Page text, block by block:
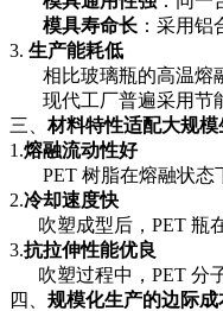
模具寿命长 ：采用
3. 生产能耗低
相比玻璃瓶的高温熔融
现代工厂普遍采用节能
三、材料特性适配大规模
1.熔融流动性好
PET 树脂在熔融状态下
2.冷却速度快
吹塑成型后，PET 瓶
3.抗拉伸性能优良
吹塑过程中，PET 分子
四、 规模化生产的边际